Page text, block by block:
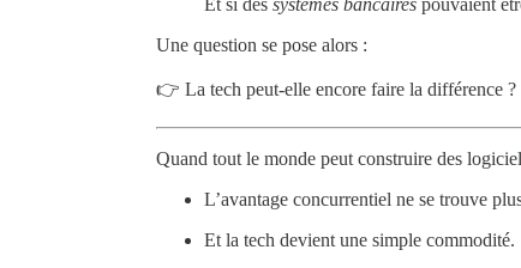
Une question se pose alors :
👉 La tech peut-elle encore faire la différence ?
Quand tout le monde peut construire des
L’avantage concurrentiel ne se trouve
Et la tech devient une simple commodité.